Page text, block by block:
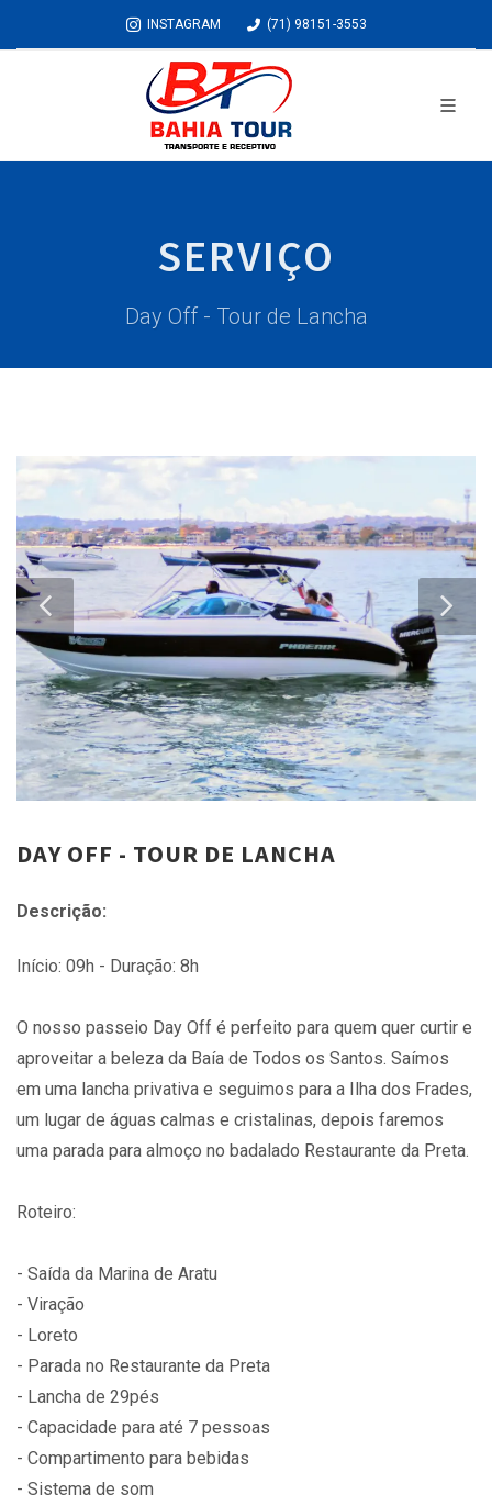
INSTAGRAM (71) 98151-3553
SERVIÇO
Day Off - Tour de Lancha
DAY OFF - TOUR DE LANCHA
Descrição:
Início: 09h - Duração: 8h
O nosso passeio Day Off é perfeito para quem quer curtir e
aproveitar a beleza da Baía de Todos os Santos. Saímos
em uma lancha privativa e seguimos para a Ilha dos Frades,
um lugar de águas calmas e cristalinas, depois faremos
uma parada para almoço no badalado Restaurante da Preta.
Roteiro:
- Saída da Marina de Aratu
- Viração
- Loreto
- Parada no Restaurante da Preta
- Lancha de 29pés
- Capacidade para até 7 pessoas
- Compartimento para bebidas
- Sistema de som